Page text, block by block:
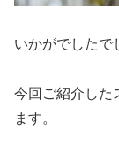
いかがでしたで
今回ご紹介した
ます。